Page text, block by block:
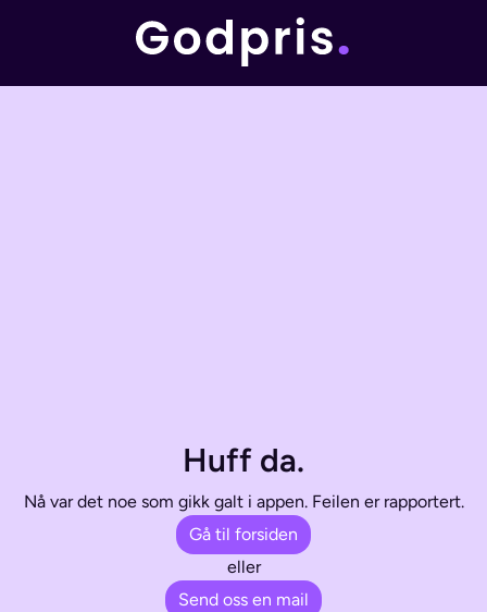
Huff da.
Nå var det noe som gikk galt i appen. Feilen er rapportert.
Gå til forsiden
eller
Send oss en mail